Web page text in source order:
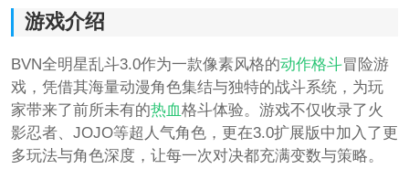
游戏介绍
BVN全明星乱斗3.0作为一款像素风格的动作格斗冒险游
戏，凭借其海量动漫角色集结与独特的战斗系统，为玩
家带来了前所未有的热血格斗体验。游戏不仅收录了火
影忍者、JOJO等超人气角色，更在3.0扩展版中加入了更
多玩法与角色深度，让每一次对决都充满变数与策略。